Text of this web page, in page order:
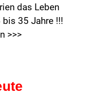
das Leben
35 Jahre !!!
>>>